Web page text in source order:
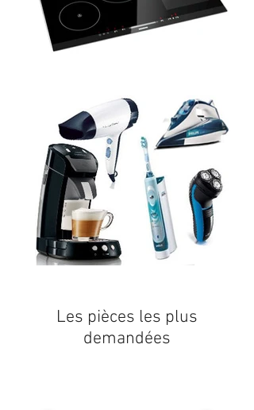
Les pièces les plus
demandées